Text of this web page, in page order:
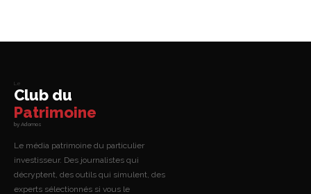
Le
Club du
Patrimoine
by Adomos
Le média patrimoine du particulier
investisseur. Des journalistes qui
décryptent, des outils qui simulent, des
experts sélectionnés si vous le